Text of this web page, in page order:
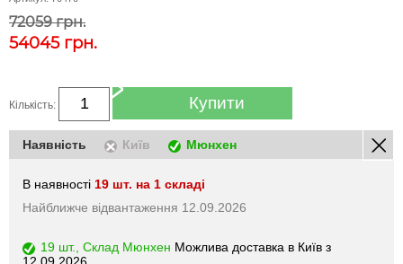
72059 грн.
54045 грн.
Кількість: Купити
Наявність Київ Мюнхен
В наявності 19 шт. на 1 складі
Найближче відвантаження 12.09.2026
19 шт., Склад Мюнхен Можлива доставка в Київ з
12.09.2026